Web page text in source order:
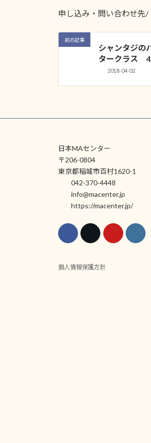
申し込み・問い合わせ先/
前の記事
シャンタジの
タークラス 4
2018-04-02
日本MAセンター
〒206-0804
東京都稲城市百村1620-1
042-370-4448
info@macenter.jp
https://macenter.jp/
個人情報保護方針